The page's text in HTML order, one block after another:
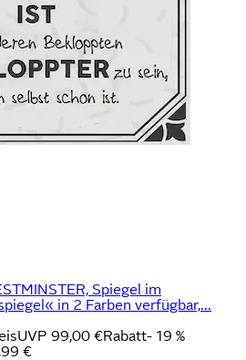
Spiegel im
in 2 Farben verfügbar,...
UVP 99,00 €Rabatt- 19 %
€